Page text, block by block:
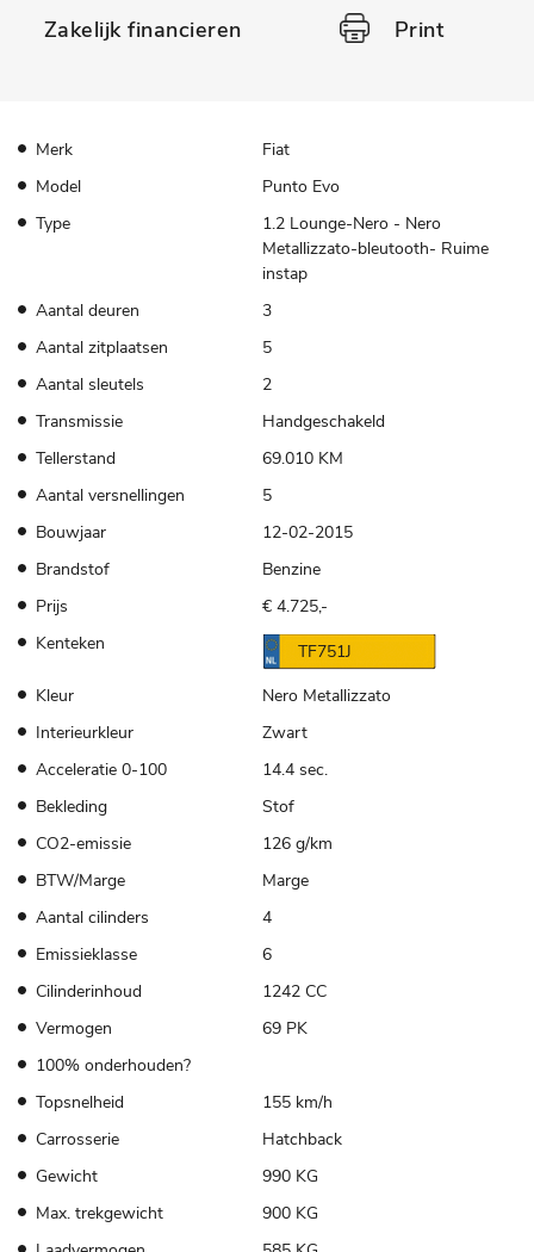
Zakelijk financieren Print
Merk
Fiat
Model
Punto Evo
Type
1.2 Lounge-Nero - Nero
Metallizzato-bleutooth- Ruime
instap
Aantal deuren
3
Aantal zitplaatsen
5
Aantal sleutels
2
Transmissie
Handgeschakeld
Tellerstand
69.010 KM
Aantal versnellingen
5
Bouwjaar
12-02-2015
Brandstof
Benzine
Prijs
€ 4.725,-
Kenteken
TF751J
Kleur
Nero Metallizzato
Interieurkleur
Zwart
Acceleratie 0-100
14.4 sec.
Bekleding
Stof
CO2-emissie
126 g/km
BTW/Marge
Marge
Aantal cilinders
4
Emissieklasse
6
Cilinderinhoud
1242 CC
Vermogen
69 PK
100% onderhouden?
Topsnelheid
155 km/h
Carrosserie
Hatchback
Gewicht
990 KG
Max. trekgewicht
900 KG